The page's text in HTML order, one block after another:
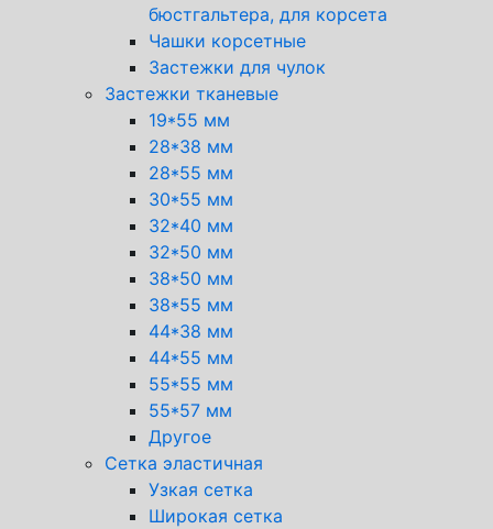
бюстгальтера, для корсета
Чашки корсетные
Застежки для чулок
Застежки тканевые
19*55 мм
28*38 мм
28*55 мм
30*55 мм
32*40 мм
32*50 мм
38*50 мм
38*55 мм
44*38 мм
44*55 мм
55*55 мм
55*57 мм
Другое
Сетка эластичная
Узкая сетка
Широкая сетка